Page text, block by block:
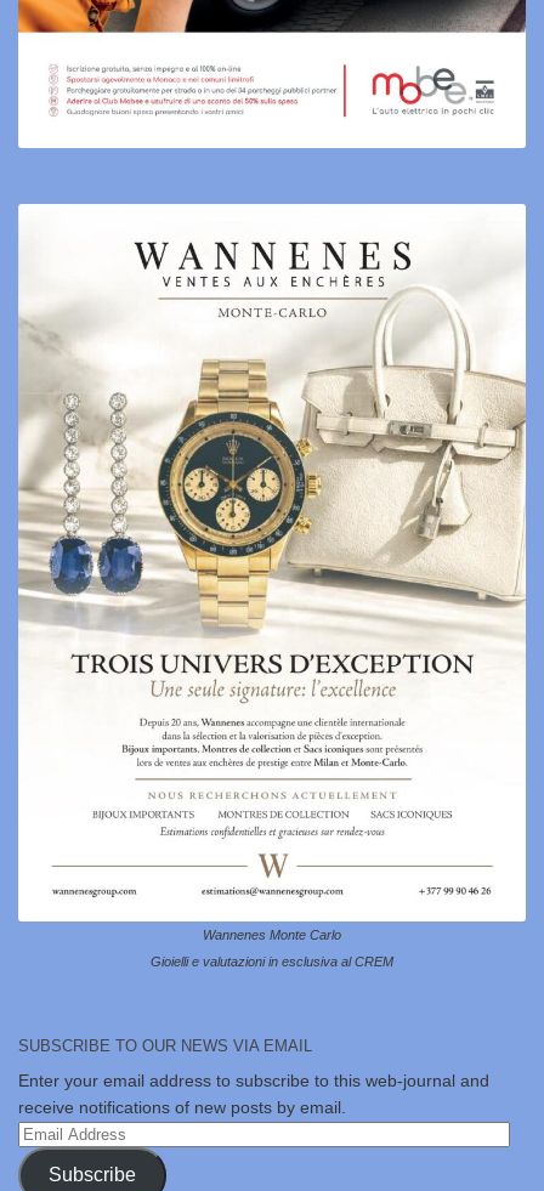
Wannenes Monte Carlo
Gioielli e valutazioni in esclusiva al CREM
SUBSCRIBE TO OUR NEWS VIA EMAIL
Enter your email address to subscribe to this web-journal and
receive notifications of new posts by email.
Email
Address
Subscribe